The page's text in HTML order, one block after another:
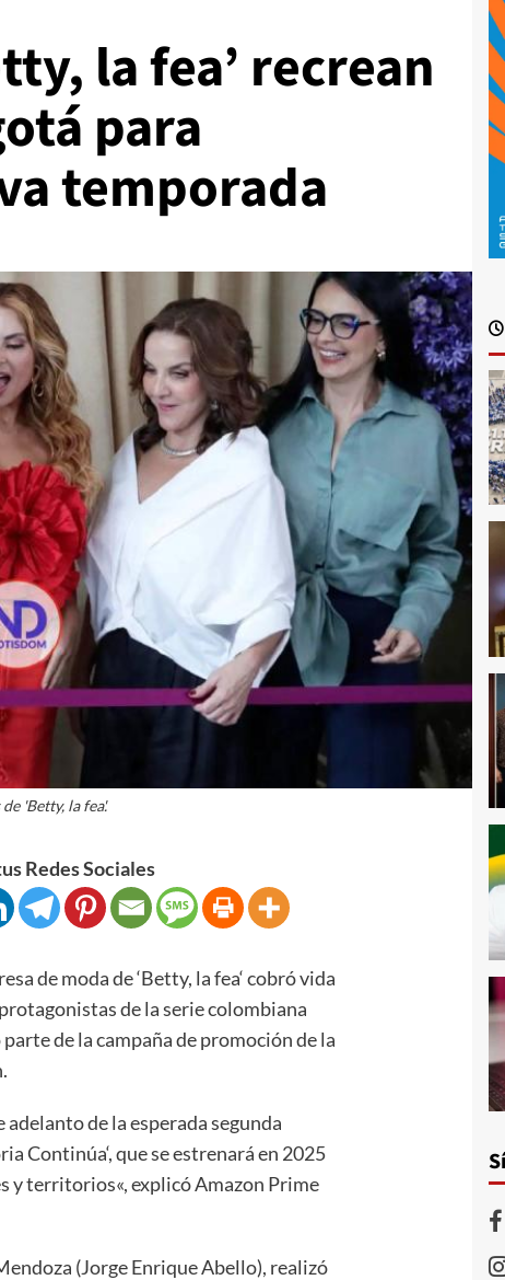
la fea’ recrean
para
temporada
'Betty, la fea'.
Redes Sociales
de moda de ‘Betty, la fea‘ cobró vida
de la serie colombiana
de la campaña de promoción de la
de la esperada segunda
Continúa‘, que se estrenará en 2025
y territorios«, explicó Amazon Prime
(Jorge Enrique Abello), realizó